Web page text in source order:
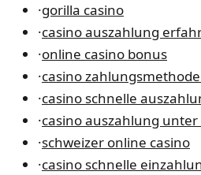
·gorilla casino
·casino auszahlung
·online casino bonus
·casino
·casino schnelle
·casino auszahlung
·schweizer online casino
·casino schnelle